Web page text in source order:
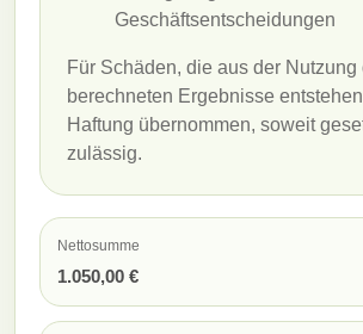
Geschäftsentscheidungen
Für Schäden, die aus der Nutzung
berechneten Ergebnisse
Haftung übernommen, soweit
zulässig.
Nettosumme
1.050,00 €